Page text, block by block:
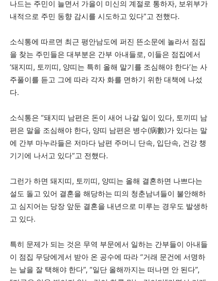
나드는 주민이 늘면서 가을이 미신의 계절로 통하자, 보위부가
내적으로 주민 동향 감시를 시도하고 있다”고 전했다.
소식통에 따르면 최근 평안남도에 퍼진 뜬소문에 놀라서 점집
을 찾는 주민들은 대부분은 간부 아내들로, 이들은 점집에서
‘돼지띠, 토끼띠, 양띠는 특히 올해 말기를 조심해야 한다’는 사
주풀이를 듣고 그에 따라 각자 화를 면하기 위한 대책에 나섰
다.
소식통은 “돼지띠 남편은 돈이 새어 나갈 일이 있다, 토끼띠 남
편은 말을 조심해야 한다, 양띠 남편은 병수(病數)가 있다는 말
에 간부 마누라들은 저마다 남편 주머니 단속, 입단속, 건강 챙
기기에 나서고 있다”고 전했다.
그런가 하면 돼지띠, 토끼띠, 양띠는 올해 결혼하면 나쁘다는
설도 돌고 있어 결혼을 해당하는 띠의 청춘남녀들이 불안해하
고 심지어는 당장 앞둔 결혼을 내년으로 미루는 경우도 발생하
고 있다.
특히 문제가 되는 것은 무역 부문에서 일하는 간부들이 아내들
이 점집 무당에게서 받아 온 공수에 따라 “거래 문건에 서명하
는 날을 잘 택해야 한다”, “일단 올해까지는 떠나면 안 된다”,